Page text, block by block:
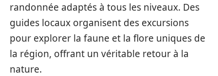
randonnée adaptés à tous les niveaux. Des
guides locaux organisent des excursions
pour explorer la faune et la flore uniques de
la région, offrant un véritable retour à la
nature.